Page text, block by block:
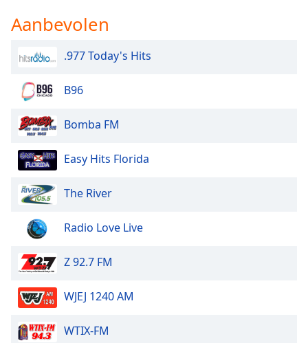
Text
Color
Opacity
Caption
Area
Background
Color
Opacity
Font
Edge
Aanbevolen
.977 Today's Hits
B96
Bomba FM
Easy Hits Florida
The River
Radio Love Live
Z 92.7 FM
WJEJ 1240 AM
WTIX-FM